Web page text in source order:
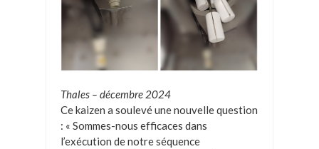
Thales – décembre 2024
Ce kaizen a soulevé une nouvelle question
: « Sommes-nous efficaces dans
l’exécution de notre séquence